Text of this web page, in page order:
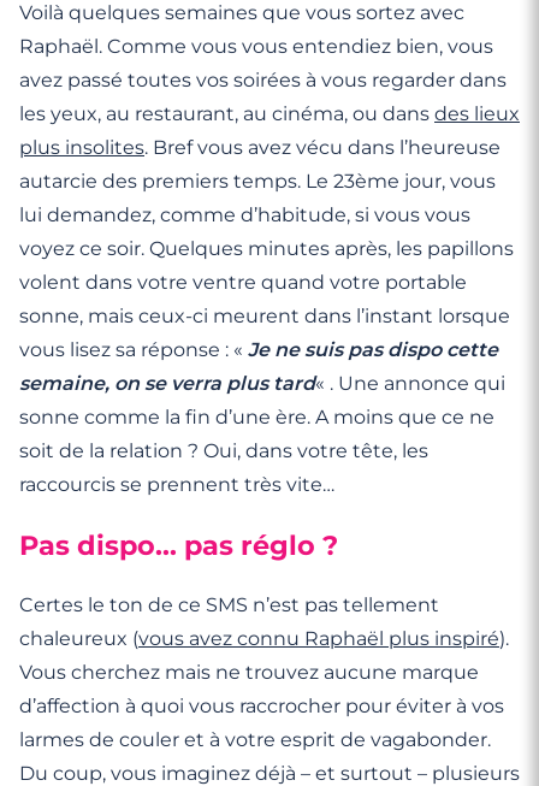
Voilà quelques semaines que vous sortez avec
Raphaël. Comme vous vous entendiez bien, vous
avez passé toutes vos soirées à vous regarder dans
les yeux, au restaurant, au cinéma, ou dans des lieux
plus insolites. Bref vous avez vécu dans l’heureuse
autarcie des premiers temps. Le 23ème jour, vous
lui demandez, comme d’habitude, si vous vous
voyez ce soir. Quelques minutes après, les papillons
volent dans votre ventre quand votre portable
sonne, mais ceux-ci meurent dans l’instant lorsque
vous lisez sa réponse : « Je ne suis pas dispo cette
semaine, on se verra plus tard« . Une annonce qui
sonne comme la fin d’une ère. A moins que ce ne
soit de la relation ? Oui, dans votre tête, les
raccourcis se prennent très vite…
Pas dispo… pas réglo ?
Certes le ton de ce SMS n’est pas tellement
chaleureux (vous avez connu Raphaël plus inspiré).
Vous cherchez mais ne trouvez aucune marque
d’affection à quoi vous raccrocher pour éviter à vos
larmes de couler et à votre esprit de vagabonder.
Du coup, vous imaginez déjà – et surtout – plusieurs